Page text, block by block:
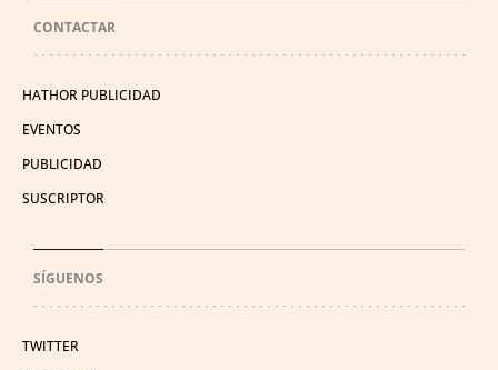
CONTACTAR
HATHOR PUBLICIDAD
EVENTOS
PUBLICIDAD
SUSCRIPTOR
SÍGUENOS
TWITTER